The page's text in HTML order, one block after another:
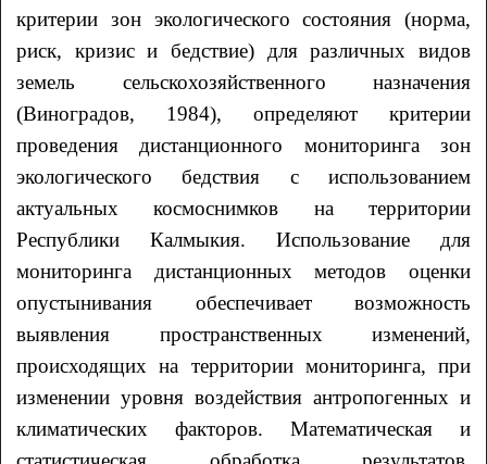
критерии зон экологического состояния (норма,
риск, кризис и бедствие) для различных видов
земель сельскохозяйственного назначения
(Виноградов, 1984), определяют критерии
проведения дистанционного мониторинга зон
экологического бедствия с использованием
актуальных космоснимков на территории
Республики Калмыкия. Использование для
мониторинга дистанционных методов оценки
опустынивания обеспечивает возможность
выявления пространственных изменений,
происходящих на территории мониторинга, при
изменении уровня воздействия антропогенных и
климатических факторов. Математическая и